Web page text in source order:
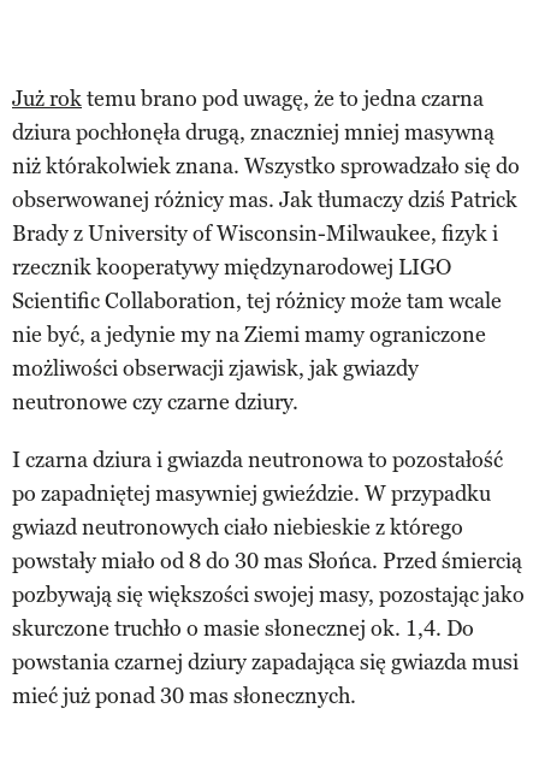
Już roktemu brano pod uwagę, że to jedna czarna
dziura pochłonęła drugą, znaczniej mniej masywną
niż którakolwiek znana. Wszystko sprowadzało się do
obserwowanej różnicy mas. Jak tłumaczy dziś Patrick
Brady z University of Wisconsin-Milwaukee, fizyk i
rzecznik kooperatywy międzynarodowej LIGO
Scientific Collaboration, tej różnicy może tam wcale
nie być, a jedynie my na Ziemi mamy ograniczone
możliwości obserwacji zjawisk, jak gwiazdy
neutronowe czy czarne dziury.
I czarna dziura i gwiazda neutronowa to pozostałość
po zapadniętej masywniej gwieździe. W przypadku
gwiazd neutronowych ciało niebieskie z którego
powstały miało od 8 do 30 mas Słońca. Przed śmiercią
pozbywają się większości swojej masy, pozostając jako
skurczone truchło o masie słonecznej ok. 1,4. Do
powstania czarnej dziury zapadająca się gwiazda musi
mieć już ponad 30 mas słonecznych.